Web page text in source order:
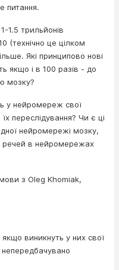
питання.
1.5 трильйонів
(технічно це цілком
Які принципово нові
якщо і в 100 разів - до
мозку?
у нейромереж свої
їх переслідування? Чи є ці
нейромережі мозку,
речей в нейромережах
з Oleg Khomiak,
виникнуть у них свої